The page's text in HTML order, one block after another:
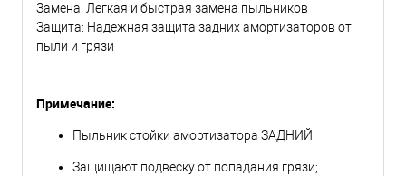
Замена: Легкая и быстрая замена пыльников
Защита: Надежная защита задних амортизаторов от
пыли и грязи
Примечание:
Пыльник стойки амортизатора ЗАДНИЙ.
Защищают подвеску от попадания грязи;